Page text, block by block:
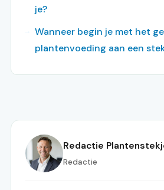
je?
Wanneer begin je met het
plantenvoeding aan een
Redactie
Redactie